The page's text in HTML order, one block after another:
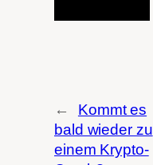
←
Kommt es
bald wieder zu
einem Krypto-